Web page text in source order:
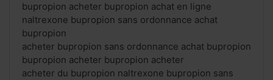
bupropion acheter bupropion achat en ligne
naltrexone bupropion sans ordonnance achat
bupropion
acheter bupropion sans ordonnance achat bupropion
bupropion acheter bupropion acheter
acheter du bupropion naltrexone bupropion sans